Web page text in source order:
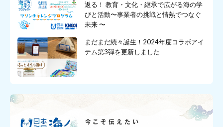
返る！ 教育・文化・継承で広がる海の学
びと活動〜事業者の挑戦と情熱でつなぐ
未来 〜
まだまだ続々誕生！2024年度コラボアイ
テム第3弾を更新しました